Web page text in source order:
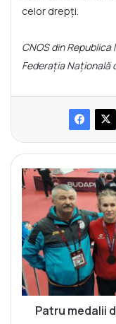
celor drepți.
CNOS din Republica
Federația Națională
P
a
r
u
m
e
d
a
Patru medalii